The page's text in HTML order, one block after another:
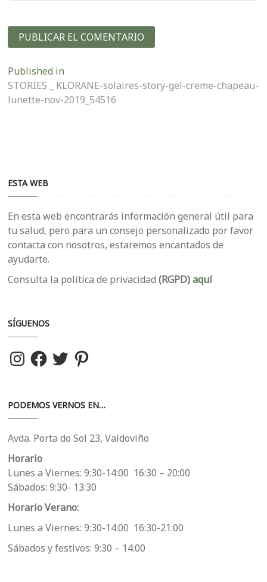
Navegación
de
Published in
STORIES _ KLORANE-solaires-story-gel-creme-chapeau-
lunette-nov-2019_54516
ESTA WEB
En esta web encontrarás información general útil para
tu salud, pero para un consejo personalizado por favor
contacta con nosotros, estaremos encantados de
ayudarte.
Consulta la política de privacidad(RGPD)aquí
SÍGUENOS
Instagram
FacebookTwitterPinterest
PODEMOS VERNOS EN…
Avda. Porta do Sol 23, Valdoviño
Horario
Lunes a Viernes: 9:30-14:00 16:30 – 20:00
Sábados: 9:30- 13:30
Horario Verano:
Lunes a Viernes: 9:30-14:00 16:30-21:00
Sábados y festivos: 9:30 – 14:00